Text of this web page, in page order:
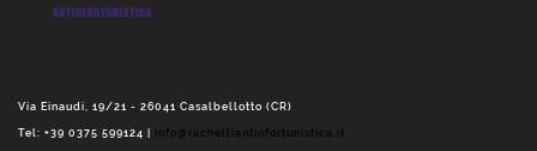
Via Einaudi, 19/21 - 26041 Casalbellotto (CR)
Tel: +39 0375 599124 | info@rachelliantinfortunistica.it